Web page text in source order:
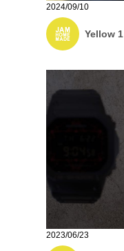
2024/09/10
Yellow 1
2023/06/23